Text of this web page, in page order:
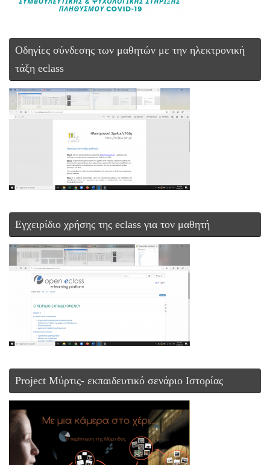
Οδηγίες σύνδεσης των μαθητών με την ηλεκτρονική
τάξη eclass
Εγχειρίδιο χρήσης της eclass για τον μαθητή
Project Μύρτις- εκπαιδευτικό σενάριο Ιστορίας